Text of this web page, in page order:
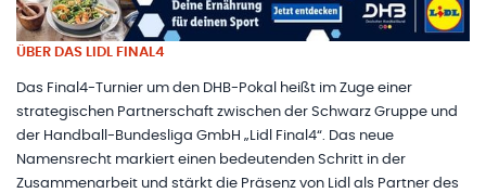
ÜBER DAS LIDL FINAL4
Das Final4-Turnier um den DHB-Pokal heißt im Zuge einer
strategischen Partnerschaft zwischen der Schwarz Gruppe und
der Handball-Bundesliga GmbH „Lidl Final4“. Das neue
Namensrecht markiert einen bedeutenden Schritt in der
Zusammenarbeit und stärkt die Präsenz von Lidl als Partner des